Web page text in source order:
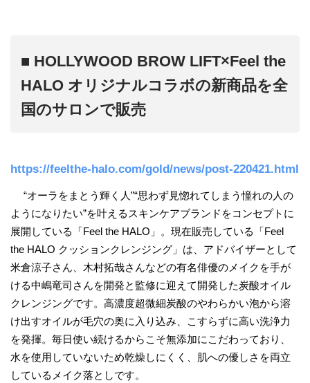
■ HOLLYWOOD BROW LIFT×Feel the
HALO オリジナルコラボの新商品を全
国のサロンで販売
https://feelthe-halo.com/gold/news/post-220421.html
“オーラをまとう輝く人”“思わず見惚れてしまう憧れの人の
ようになりたい”を叶えるスキンケアブランドをコンセプトに
展開している「Feel the HALO」。現在販売している「Feel
the HALO クッションクレンジング」は、アドバイザーとして
米倉涼子さん、木村拓哉さんなどの有名俳優のメイクを手が
ける中嶋竜司さんを開発と監修に迎えて開発した炭酸オイル
クレンジングです。高濃度超微細炭酸のやわらかい泡から溶
け出すオイルが毛穴の奥に入り込み、こすらずに高い洗浄力
を発揮。毎日使い続けるからこそ無添加にこだわっており、
水を使用していないため乾燥しにくく、肌への優しさを両立
しているメイク落としです。